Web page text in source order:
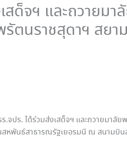
ด็จฯ และถวายมา
ตนราชสุดาฯ สยา
ปร. ได้ร่วมส่งเสด็จฯ และถวายมาลั
นสหพันธ์สาธารณรัฐเยอรมนี ณ สนามบิ